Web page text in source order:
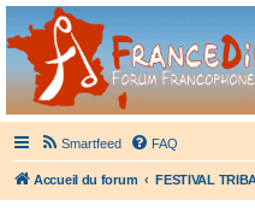
France Didgeridoo
Didgeridoo et Guimbarde sur France
Smartfeed FAQ
Accueil du forum FESTIVAL